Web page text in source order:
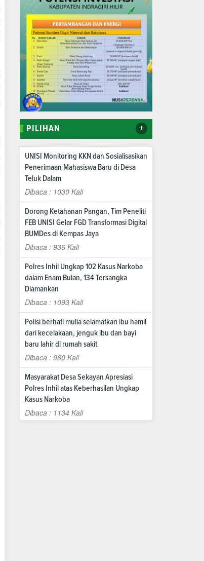
PILIHAN +
UNISI Monitoring KKN dan Sosialisasikan
Penerimaan Mahasiswa Baru di Desa
Teluk Dalam
Dibaca : 1030 Kali
Dorong Ketahanan Pangan, Tim Peneliti
FEB UNISI Gelar FGD Transformasi Digital
BUMDes di Kempas Jaya
Dibaca : 936 Kali
Polres Inhil Ungkap 102 Kasus Narkoba
dalam Enam Bulan, 134 Tersangka
Diamankan
Dibaca : 1093 Kali
Polisi berhati mulia selamatkan ibu hamil
dari kecelakaan, jenguk ibu dan bayi
baru lahir di rumah sakit
Dibaca : 960 Kali
Masyarakat Desa Sekayan Apresiasi
Polres Inhil atas Keberhasilan Ungkap
Kasus Narkoba
Dibaca : 1134 Kali